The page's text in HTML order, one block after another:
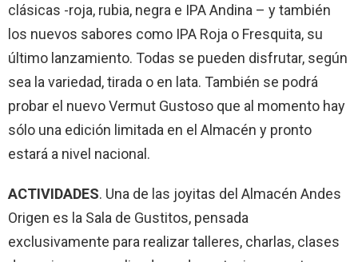
clásicas -roja, rubia, negra e IPA Andina – y también
los nuevos sabores como IPA Roja o Fresquita, su
último lanzamiento. Todas se pueden disfrutar, según
sea la variedad, tirada o en lata. También se podrá
probar el nuevo Vermut Gustoso que al momento hay
sólo una edición limitada en el Almacén y pronto
estará a nivel nacional.
ACTIVIDADES. Una de las joyitas del Almacén Andes
Origen es la Sala de Gustitos, pensada
exclusivamente para realizar talleres, charlas, clases